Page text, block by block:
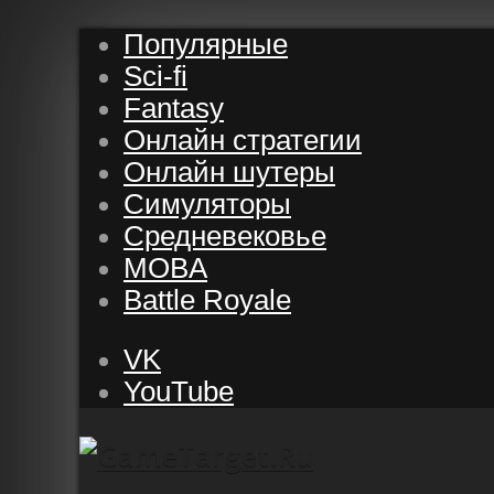
Популярные
Sci-fi
Fantasy
Онлайн стратегии
Онлайн шутеры
Симуляторы
Средневековье
MOBA
Battle Royale
VK
YouTube